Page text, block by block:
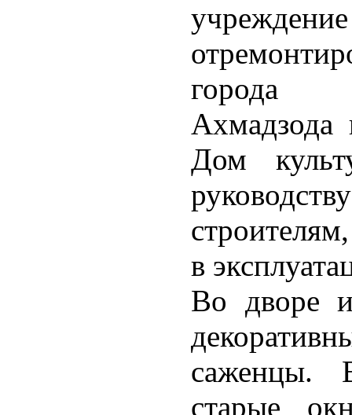
города
Ахмадзода
Дом
в
Во дворе
саженцы.
старые